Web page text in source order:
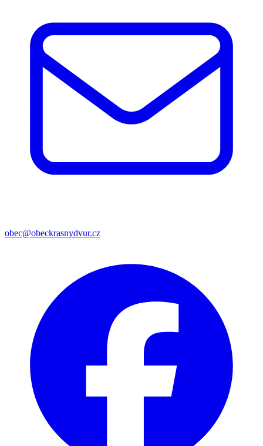
obec@obeckrasnydvur.cz